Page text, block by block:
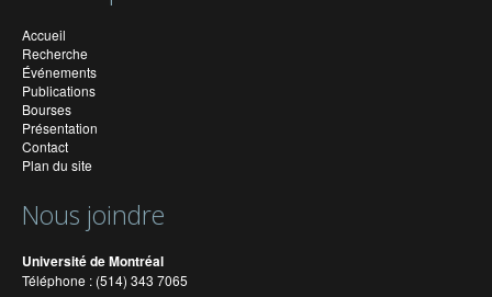
Accueil
Recherche
Événements
Publications
Bourses
Présentation
Contact
Plan du site
Nous joindre
Université de Montréal
Téléphone : (514) 343 7065